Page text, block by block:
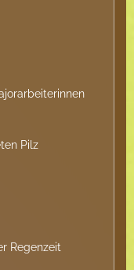
Pilz
Regenzeit